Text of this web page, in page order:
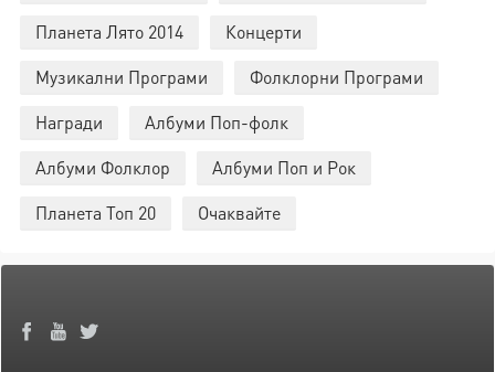
Планета Лято 2014
Концерти
Музикални Програми
Фолклорни Програми
Награди
Албуми Поп-фолк
Албуми Фолклор
Албуми Поп и Рок
Планета Топ 20
Очаквайте